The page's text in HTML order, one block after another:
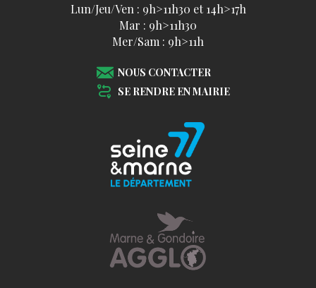
Lun/Jeu/Ven : 9h>11h30 et 14h>17h
Mar : 9h>11h30
Mer/Sam : 9h>11h
NOUS CONTACTER
SE RENDRE EN MAIRIE